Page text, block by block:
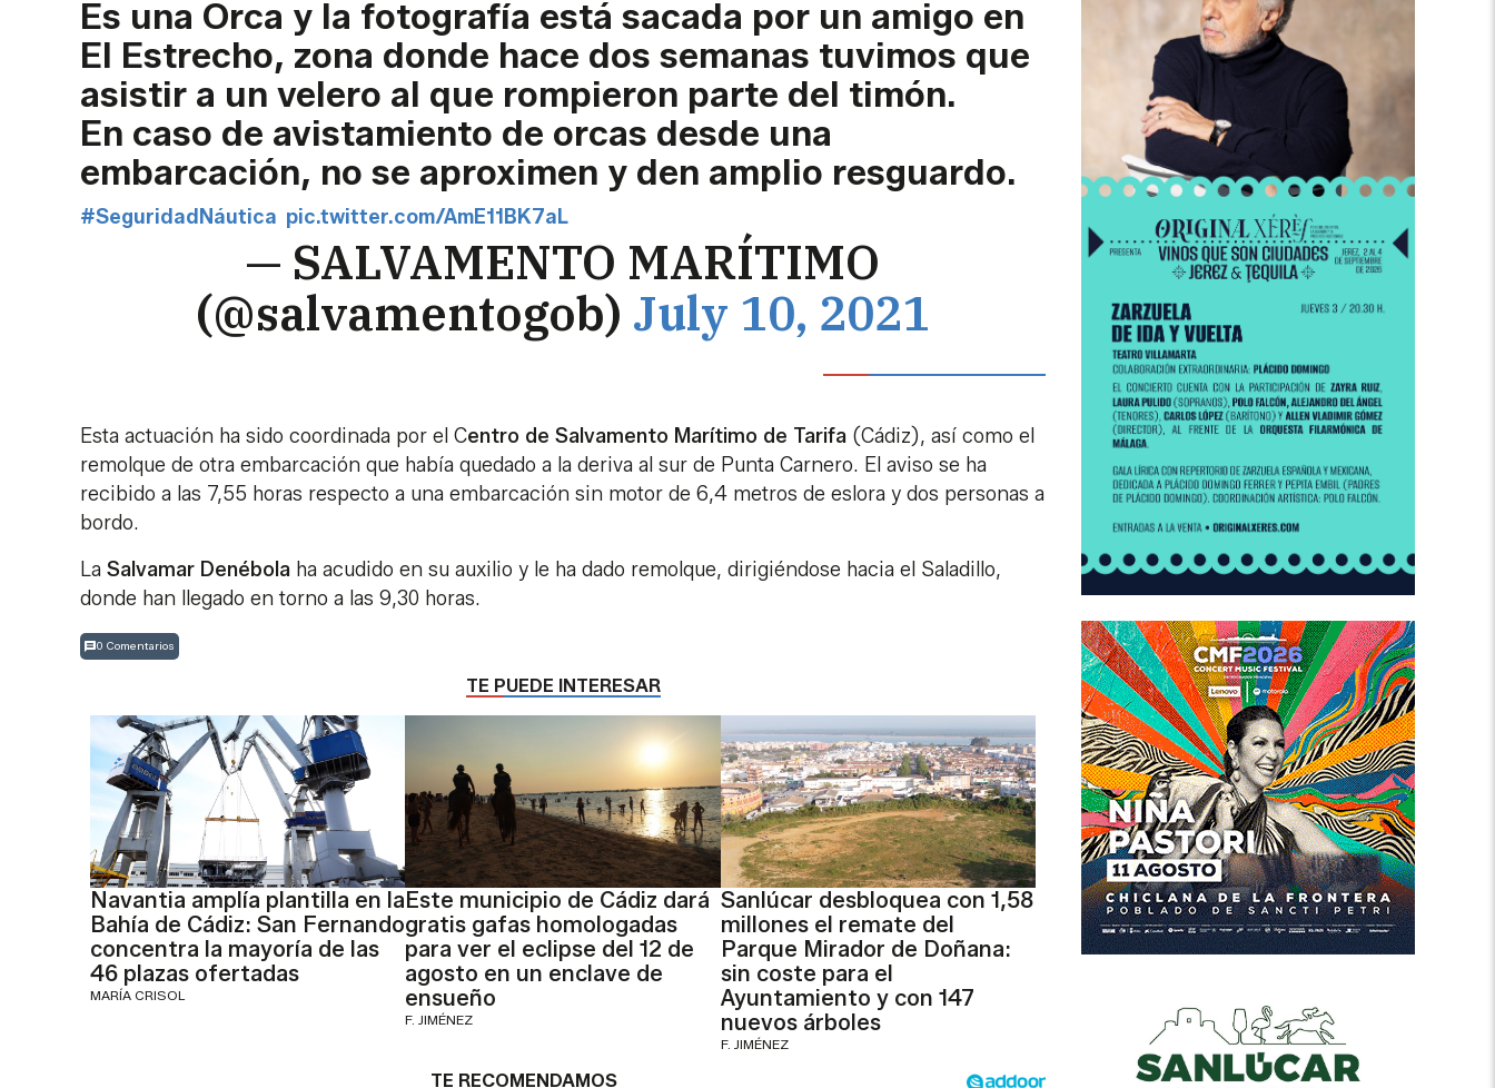
Es una Orca y la fotografía está sacada por un amigo en
El Estrecho, zona donde hace dos semanas tuvimos que
asistir a un velero al que rompieron parte del timón.
En caso de avistamiento de orcas desde una
embarcación, no se aproximen y den amplio resguardo.
#SeguridadNáutica pic.twitter.com/AmE11BK7aL
— SALVAMENTO MARÍTIMO
(@salvamentogob) July 10, 2021
Esta actuación ha sido coordinada por el Centro de Salvamento Marítimo de Tarifa (Cádiz), así como el
remolque de otra embarcación que había quedado a la deriva al sur de Punta Carnero. El aviso se ha
recibido a las 7,55 horas respecto a una embarcación sin motor de 6,4 metros de eslora y dos personas a
bordo.
La Salvamar Denébola ha acudido en su auxilio y le ha dado remolque, dirigiéndose hacia el Saladillo,
donde han llegado en torno a las 9,30 horas.
0 Comentarios
TE PUEDE INTERESAR
Navantia amplía plantilla en la
Bahía de Cádiz: San Fernando
concentra la mayoría de las
46 plazas ofertadas
MARÍA CRISOL
Este municipio de Cádiz dará
gratis gafas homologadas
para ver el eclipse del 12 de
agosto en un enclave de
ensueño
F. JIMÉNEZ
Sanlúcar desbloquea con 1,58
millones el remate del
Parque Mirador de Doñana:
sin coste para el
Ayuntamiento y con 147
nuevos árboles
F. JIMÉNEZ